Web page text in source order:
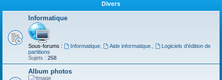
Divers
Informatique
Sous-forums : Informatique, Aide informatique.
Logiciels d'édition de
partitions
Sujets : 258
Album photos